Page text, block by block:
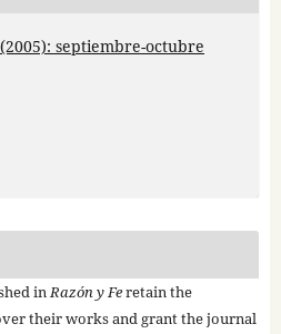
septiembre-octubre
inRazón y Feretain the
their works and grant the journal